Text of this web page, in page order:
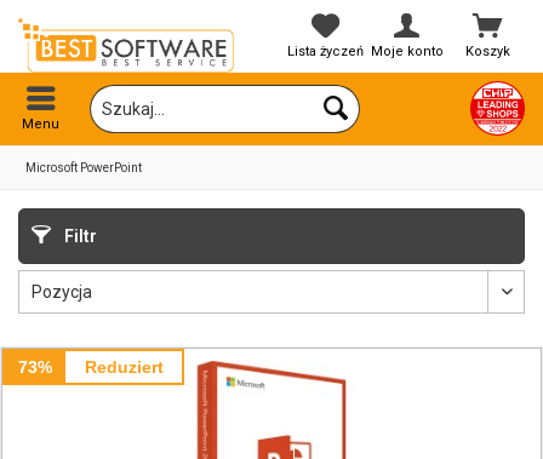
Koszyk
Lista życzeń Moje konto
Menu
Microsoft PowerPoint
Filtr
73% Reduziert